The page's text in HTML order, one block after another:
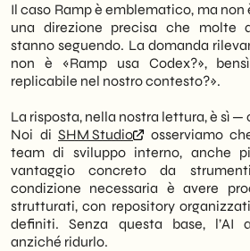
Il caso Ramp è emblematico, ma non
una direzione precisa che molte
stanno seguendo. La domanda
non è «Ramp usa Codex?»,
replicabile nel nostro contesto?».
La risposta, nella nostra lettura, è sì
Noi di SHM Studio
osserviamo
team di sviluppo interno, anche
vantaggio concreto da
condizione necessaria è avere
strutturati, con repository
definiti. Senza questa base, l’AI
anziché ridurlo.